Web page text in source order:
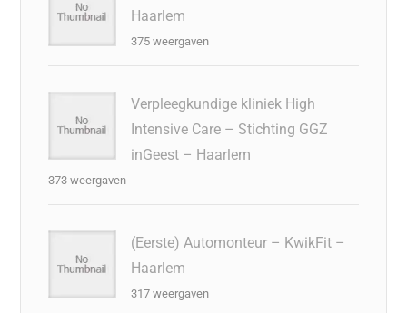
Haarlem
375 weergaven
Verpleegkundige kliniek High
Intensive Care – Stichting GGZ
inGeest – Haarlem
373 weergaven
(Eerste) Automonteur – KwikFit –
Haarlem
317 weergaven